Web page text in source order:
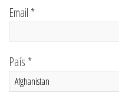
Email *
País *